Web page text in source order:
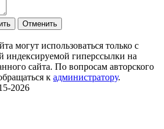
могут использоваться только с
индексируемой гиперссылки на
сайта. По вопросам авторского
кадминистратору.
2026